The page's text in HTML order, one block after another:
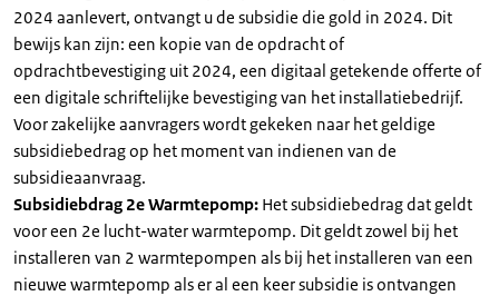
2024 aanlevert, ontvangt u de subsidie die gold in 2024. Dit
bewijs kan zijn: een kopie van de opdracht of
opdrachtbevestiging uit 2024, een digitaal getekende offerte of
een digitale schriftelijke bevestiging van het installatiebedrijf.
Voor zakelijke aanvragers wordt gekeken naar het geldige
subsidiebedrag op het moment van indienen van de
subsidieaanvraag.
Subsidiebdrag 2e Warmtepomp: Het subsidiebedrag dat geldt
voor een 2e lucht-water warmtepomp. Dit geldt zowel bij het
installeren van 2 warmtepompen als bij het installeren van een
nieuwe warmtepomp als er al een keer subsidie is ontvangen